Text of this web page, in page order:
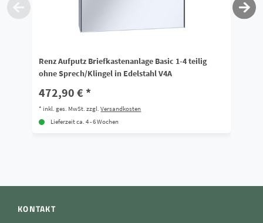
Renz Aufputz Briefkastenanlage Basic 1-4 teilig
ohne Sprech/Klingel in Edelstahl V4A
472,90 € *
*inkl. ges. MwSt. zzgl.Versandkosten
Lieferzeit ca. 4 - 6 Wochen
KONTAKT